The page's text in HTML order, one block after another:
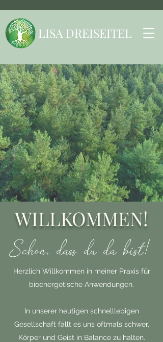
LISA DREISEITEL
WILLKOMMEN!
​Schön, dass du da bist!
Herzlich Willkommen in meiner Praxis für
bioenergetische Anwendungen.
In unserer heutigen schnelllebigen
Gesellschaft fällt es uns oftmals schwer,
Körper und Geist in Balance zu halten.